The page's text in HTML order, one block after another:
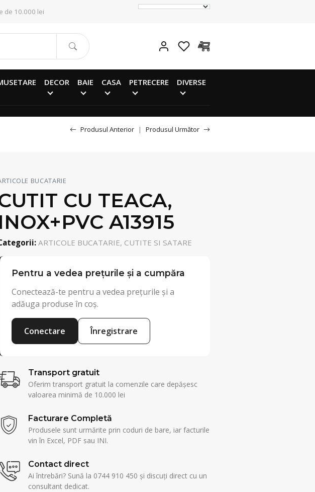
de 10.000 lei
DECOR BAIE CASA PETRECERE DIVERSE
Produsul Anterior | Produsul Următor
BUCATARIE
CU TEACA,
INOX+PVC A13915
ARTICOLE BUCATARIE, CUTITE SI SATARE
Pentru a vedea prețurile și a cumpăra
Conectează-te pentru a vedea prețurile și a
adăuga produse în coș.
Conectare Înregistrare
Transport gratuit
Oferim transport gratuit la comenzile care depășesc
valoarea minimă de 10.000 lei
Facturare Completă
Produsele sunt urmărite prin coduri de bare, iar facturile
vin în Excel, PDF sau INI.
Contact direct
Ai întrebări? Sună la 0744 910 450 și discuți direct cu un
consultant dedicat.